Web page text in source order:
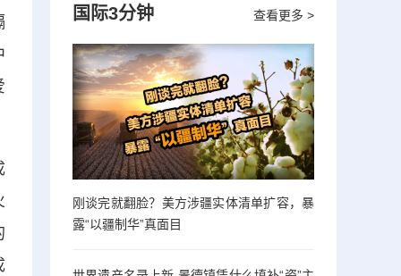
查看更多 >
国际3分钟
刚谈完就翻脸？美方涉疆实体清单扩容，暴
露“以疆制华”真面目